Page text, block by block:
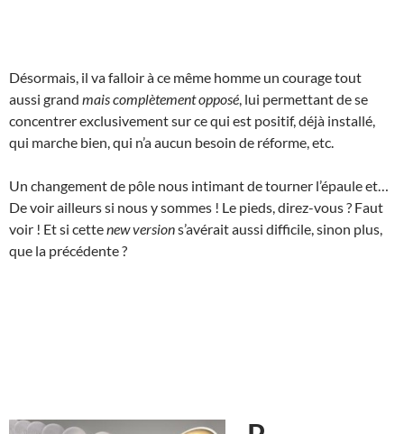
Désormais, il va falloir à ce même homme un courage tout
aussi grand mais complètement opposé , lui permettant de se
concentrer exclusivement sur ce qui est positif, déjà installé,
qui marche bien, qui n’a aucun besoin de réforme, etc.
Un changement de pôle nous intimant de tourner l’épaule et…
De voir ailleurs si nous y sommes ! Le pieds, direz-vous ? Faut
voir ! Et si cettenew versions’avérait aussi difficile, sinon plus,
que la précédente ?